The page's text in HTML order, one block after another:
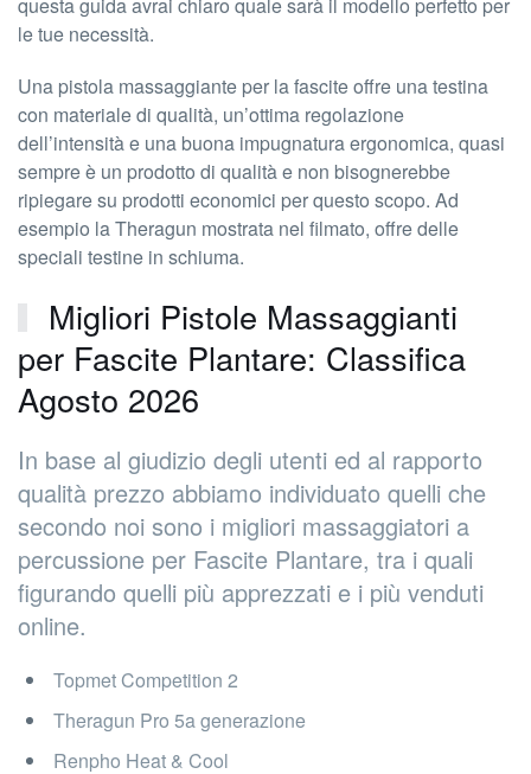
le tue necessità.
Una pistola massaggiante per la fascite offre una testina
con materiale di qualità, un’ottima regolazione
dell’intensità e una buona impugnatura ergonomica, quasi
sempre è un prodotto di qualità e non bisognerebbe
ripiegare su prodotti economici per questo scopo. Ad
esempio la Theragun mostrata nel filmato, offre delle
speciali testine in schiuma.
Migliori Pistole Massaggianti
per Fascite Plantare: Classifica
Agosto 2026
In base al giudizio degli utenti ed al rapporto
qualità prezzo abbiamo individuato quelli che
secondo noi sono i migliori massaggiatori a
percussione per Fascite Plantare, tra i quali
figurando quelli più apprezzati e i più venduti
online.
Topmet Competition 2
Theragun Pro 5a generazione
Renpho Heat & Cool